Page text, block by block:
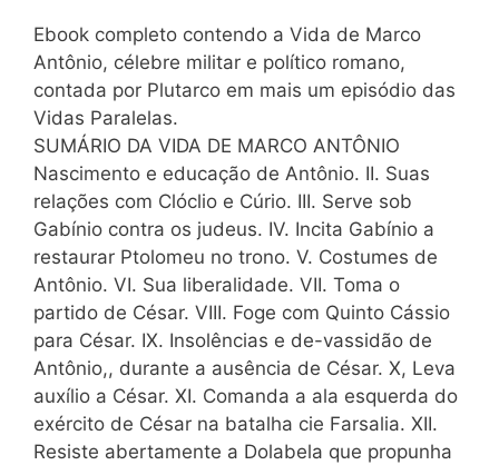
Ebook completo contendo a Vida de Marco
Antônio, célebre militar e político romano,
contada por Plutarco em mais um episódio das
Vidas Paralelas.
SUMÁRIO DA VIDA DE MARCO ANTÔNIO
Nascimento e educação de Antônio. II. Suas
relações com Clóclio e Cúrio. III. Serve sob
Gabínio contra os judeus. IV. Incita Gabínio a
restaurar Ptolomeu no trono. V. Costumes de
Antônio. VI. Sua liberalidade. VII. Toma o
partido de César. VIII. Foge com Quinto Cássio
para César. IX. Insolências e de-vassidão de
Antônio,, durante a ausência de César. X, Leva
auxílio a César. XI. Comanda a ala esquerda do
exército de César na batalha cie Farsalia. XII.
Resiste abertamente a Dolabela que propunha